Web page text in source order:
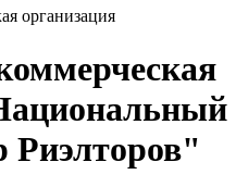
организация